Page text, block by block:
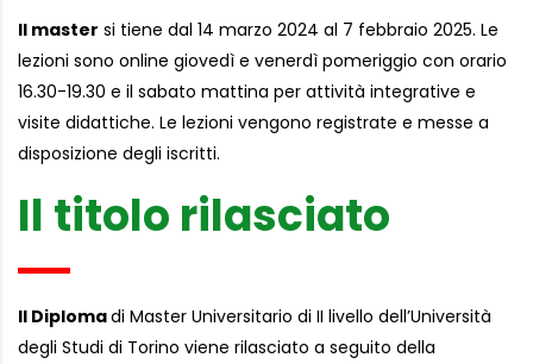
Il master si tiene dal 14 marzo 2024 al 7 febbraio 2025. Le
lezioni sono online giovedì e venerdì pomeriggio con orario
16.30-19.30 e il sabato mattina per attività integrative e
visite didattiche. Le lezioni vengono registrate e messe a
disposizione degli iscritti.
Il titolo rilasciato
Il Diplomadi Master Universitario di II livello dell’Università
degli Studi di Torino viene rilasciato a seguito della